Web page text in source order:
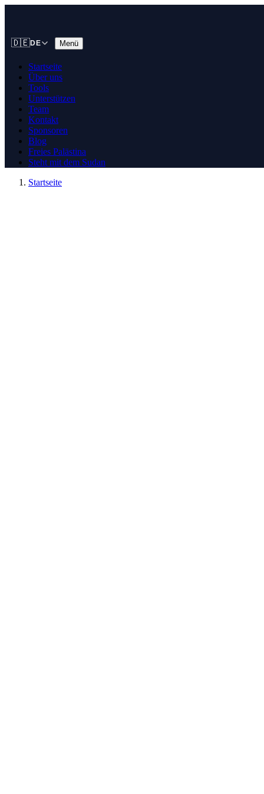
🇩🇪DE Menü
Startseite
Über uns
Tools
Unterstützen
Team
Kontakt
Sponsoren
Blog
Freies Palästina
Steht mit dem Sudan
Startseite